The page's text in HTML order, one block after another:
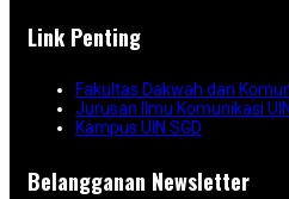
Link Penting
Fakultas Dakwah dan
Jurusan Ilmu Komunikasi
Kampus UIN SGD
Belangganan Newsletter